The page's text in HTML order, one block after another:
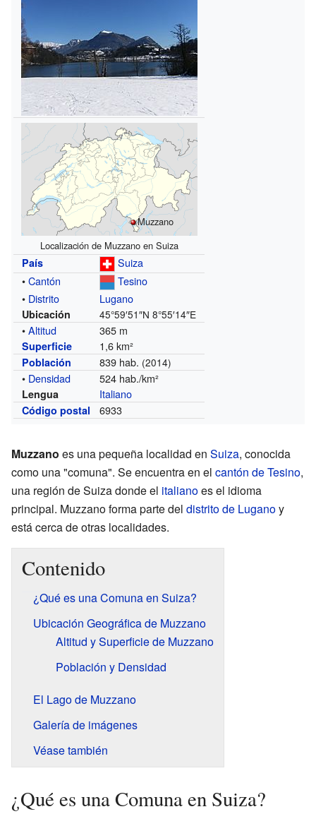
Muzzano
Localización de Muzzano en Suiza
País
Suiza
•Cantón
Tesino
• Distrito Lugano
Ubicación 45°59′51″N 8°55′14″E
•Altitud 365 m
Superficie 1,6 km²
Población 839 hab. (2014)
• Densidad 524 hab./km²
Lengua Italiano
Código postal 6933
Muzzano es una pequeña localidad en Suiza, conocida
como una "comuna". Se encuentra en el cantón de Tesino,
una región de Suiza donde el italianoes el idioma
principal. Muzzano forma parte del distrito de Luganoy
está cerca de otras localidades.
Contenido
¿Qué es una Comuna en Suiza?
Ubicación Geográfica de Muzzano
Altitud y Superficie de Muzzano
Población y Densidad
El Lago de Muzzano
Galería de imágenes
Véase también
¿Qué es una Comuna en Suiza?